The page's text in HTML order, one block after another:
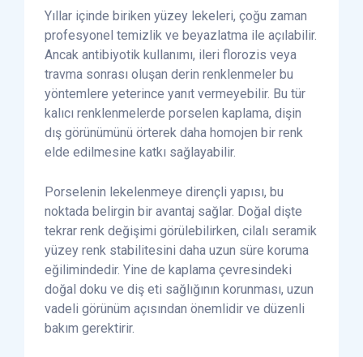
Yıllar içinde biriken yüzey lekeleri, çoğu zaman
profesyonel temizlik ve beyazlatma ile açılabilir.
Ancak antibiyotik kullanımı, ileri florozis veya
travma sonrası oluşan derin renklenmeler bu
yöntemlere yeterince yanıt vermeyebilir. Bu tür
kalıcı renklenmelerde porselen kaplama, dişin
dış görünümünü örterek daha homojen bir renk
elde edilmesine katkı sağlayabilir.
Porselenin lekelenmeye dirençli yapısı, bu
noktada belirgin bir avantaj sağlar. Doğal dişte
tekrar renk değişimi görülebilirken, cilalı seramik
yüzey renk stabilitesini daha uzun süre koruma
eğilimindedir. Yine de kaplama çevresindeki
doğal doku ve diş eti sağlığının korunması, uzun
vadeli görünüm açısından önemlidir ve düzenli
bakım gerektirir.